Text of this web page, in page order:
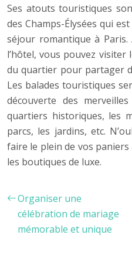
Ses atouts touristiques
des Champs-Élysées qui
séjour romantique à Paris.
l’hôtel, vous pouvez
du quartier pour partager
Les balades touristiques
découverte des
quartiers historiques, les
parcs, les jardins, etc.
faire le plein de vos
les boutiques de luxe.
Organiser une
célébration de mariage
mémorable et unique